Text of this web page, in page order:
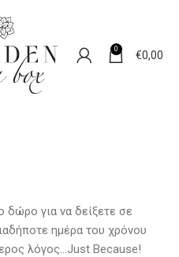
0 €0,00
δώρο για να δείξετε σε
ημέρα του χρόνου
λόγος…Just Because!